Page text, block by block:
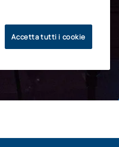
Accetta tutti i cookie